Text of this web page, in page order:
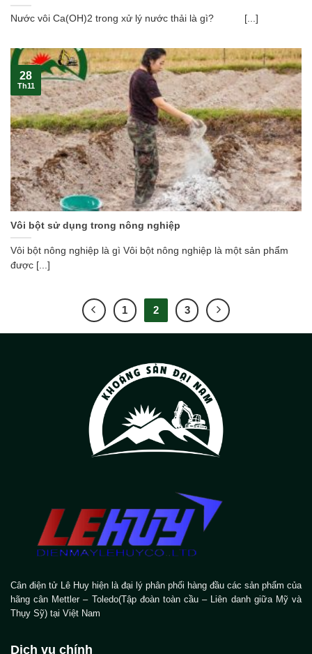
Nước vôi Ca(OH)2 trong xử lý nước thải là gì? [...]
Vôi bột sử dụng trong nông nghiệp
Vôi bột nông nghiệp là gì Vôi bột nông nghiệp là một sản phẩm
được [...]
28
Th11
1 2 3
Cân điện tử Lê Huy hiện là đại lý phân phối hàng đầu các sản phẩm của
hãng cân Mettler – Toledo(Tập đoàn toàn cầu – Liên danh giữa Mỹ và
Thụy Sỹ) tại Việt Nam
Dịch vụ chính